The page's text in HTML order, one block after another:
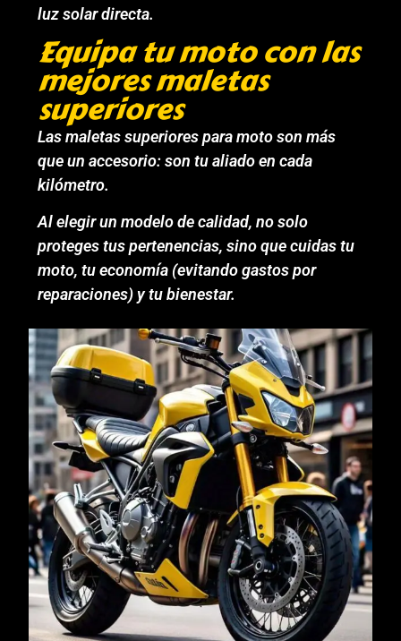
luz solar directa.
Equipa tu moto con las
mejores maletas
superiores
Las maletas superiores para moto son más
que un accesorio: son tu aliado en cada
kilómetro.
Al elegir un modelo de calidad, no solo
proteges tus pertenencias, sino que cuidas tu
moto, tu economía (evitando gastos por
reparaciones) y tu bienestar.